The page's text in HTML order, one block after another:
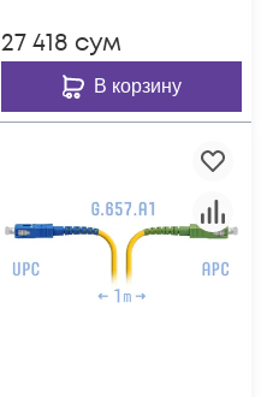
27 418 сум
В корзину